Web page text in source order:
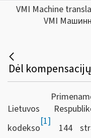
VMI Machine
VMI
Lietuvos
kodekso
[1]
144